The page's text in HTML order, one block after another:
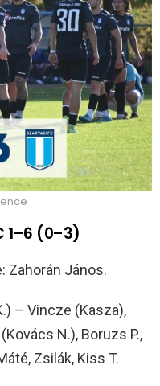
1–6 (0–3)
Zahorán János.
– Vincze (Kasza),
N.), Boruzs P.,
Zsilák, Kiss T.